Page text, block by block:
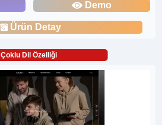
Demo
Ürün Detay
Çoklu Dil Özelliği